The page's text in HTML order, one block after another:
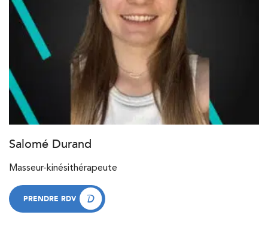
Salomé Durand
Masseur-kinésithérapeute
PRENDRE RDV